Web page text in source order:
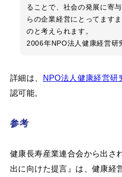
ることで、社会の発展に寄
らの企業経営にとってます
のと考えられます。
2006年NPO法人健康経営研
詳細は、 NPO法人健康経営研
認可能。
参考
健康長寿産業連合会から出さ
出に向けた提言』は、健康経